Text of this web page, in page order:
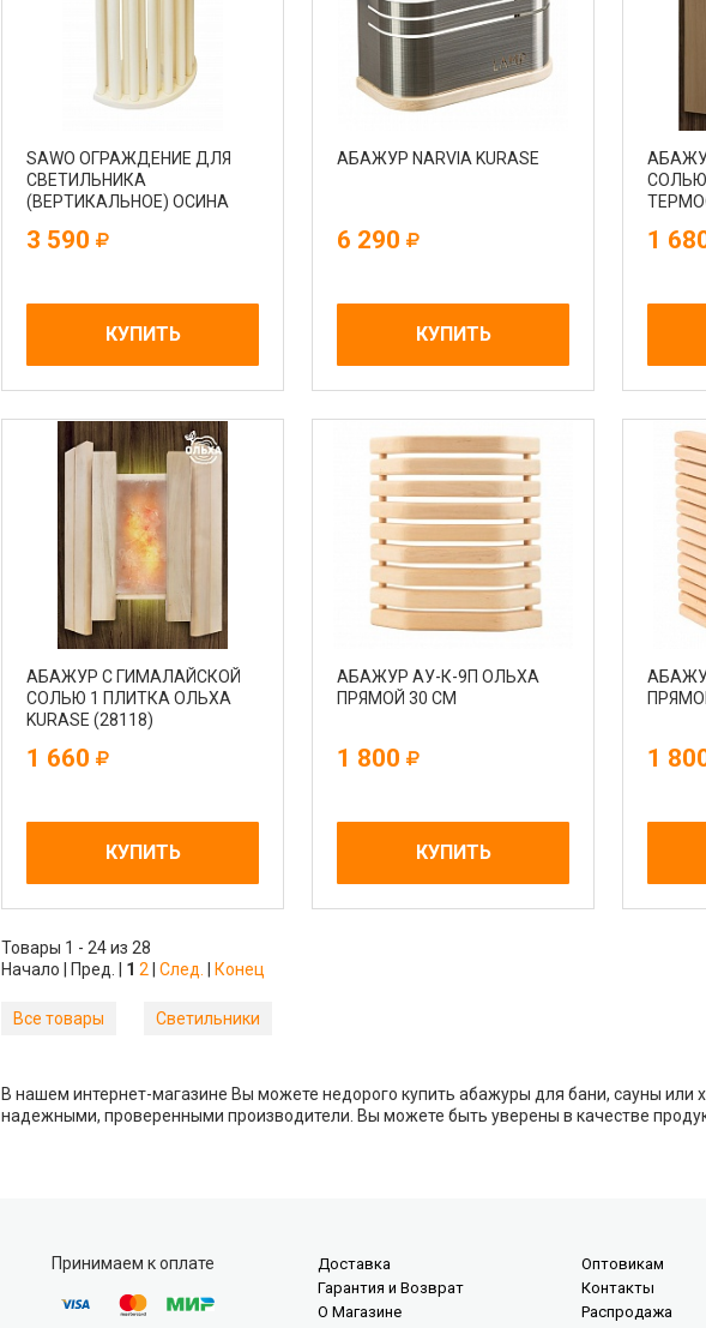
SAWO ОГРАЖДЕНИЕ ДЛЯ
СВЕТИЛЬНИКА
(ВЕРТИКАЛЬНОЕ) ОСИНА
3 590
КУПИТЬ
АБАЖУР NARVIA KURASE
6 290
КУПИТЬ
1
АБАЖУР С ГИМАЛАЙСКОЙ
СОЛЬЮ 1 ПЛИТКА ОЛЬХА
KURASE (28118)
1 660
КУПИТЬ
АБАЖУР АУ-К-9П ОЛЬХА
ПРЯМОЙ 30 СМ
1 800
КУПИТЬ
1
Товары 1 - 24 из 28
Начало | Пред. | 1 2 След. Конец
Все товары Светильники
В нашем интернет-магазине Вы можете недорого купить абажуры для бани, сауны или
надежными, проверенными производители. Вы можете быть уверены в качестве
Принимаем к оплате
Доставка
Гарантия и Возврат
О Магазине
Оптовикам
Контакты
Распродажа